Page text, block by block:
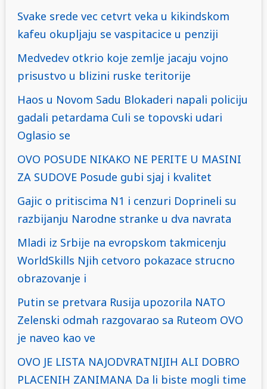
Svake srede vec cetvrt veka u kikindskom
kafeu okupljaju se vaspitacice u penziji
Medvedev otkrio koje zemlje jacaju vojno
prisustvo u blizini ruske teritorije
Haos u Novom Sadu Blokaderi napali policiju
gadali petardama Culi se topovski udari
Oglasio se
OVO POSUDE NIKAKO NE PERITE U MASINI
ZA SUDOVE Posude gubi sjaj i kvalitet
Gajic o pritiscima N1 i cenzuri Doprineli su
razbijanju Narodne stranke u dva navrata
Mladi iz Srbije na evropskom takmicenju
WorldSkills Njih cetvoro pokazace strucno
obrazovanje i
Putin se pretvara Rusija upozorila NATO
Zelenski odmah razgovarao sa Ruteom OVO
je naveo kao ve
OVO JE LISTA NAJODVRATNIJIH ALI DOBRO
PLACENIH ZANIMANA Da li biste mogli time